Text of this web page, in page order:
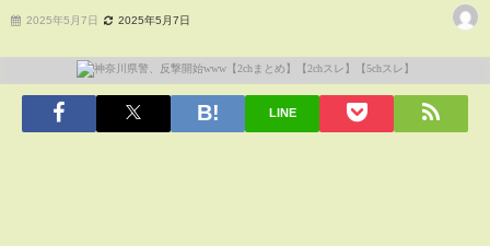
2025年5月7日 2025年5月7日
LINE